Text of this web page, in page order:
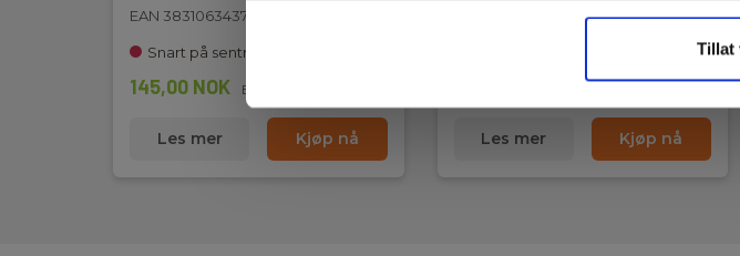
Tillat
EAN 3831063437185
Snart på sentrallager
145,00 NOK Ekskl. mva
Les mer Kjøp nå
EAN 3831063436218
Les mer Kjøp nå